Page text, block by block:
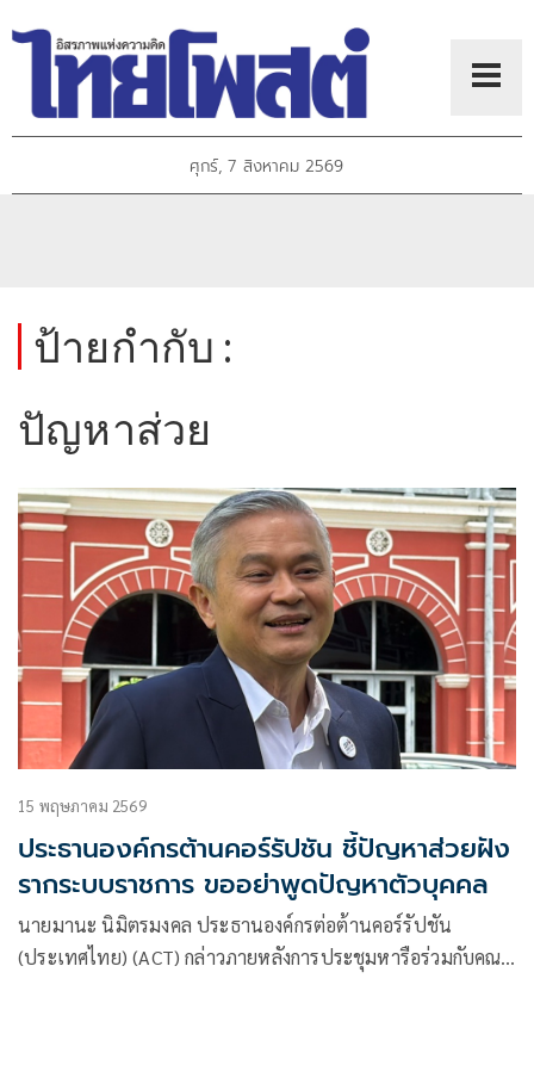
ศุกร์, 7 สิงหาคม 2569
ป้ายกำกับ :
ปัญหาส่วย
15 พฤษภาคม 2569
ประธานองค์กรต้านคอร์รัปชัน ชี้ปัญหาส่วยฝัง
รากระบบราชการ ขออย่าพูดปัญหาตัวบุคคล
นายมานะ นิมิตรมงคล ประธานองค์กรต่อต้านคอร์รัปชัน
(ประเทศไทย) (ACT) กล่าวภายหลังการประชุมหารือร่วมกับคณะ